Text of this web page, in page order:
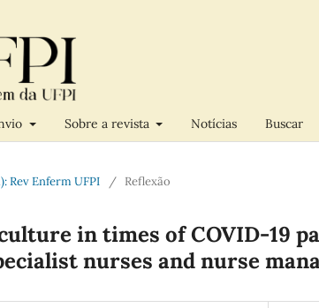
Sobre a revista Notícias Buscar
Rev Enferm UFPI / Reflexão
in times of COVID-19
nurses and nurse